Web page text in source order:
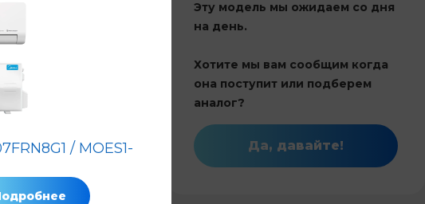
и обогрев
Эту модель мы ожидаем со дня
на день.
Хотите мы вам сообщим когда
она поступит или подберем
аналог?
Да, давайте!
/ MOES1-